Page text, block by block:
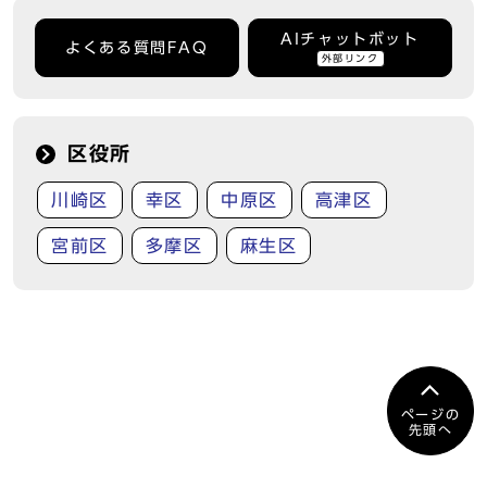
よくある質問FAQ
AIチャットボット
外部リンク
区役所
川崎区 幸区 中原区 高津区
宮前区 多摩区 麻生区
ページの
先頭へ